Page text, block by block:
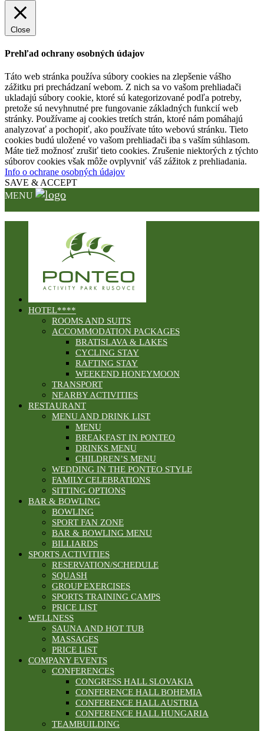
Close
Prehľad ochrany osobných údajov
Táto web stránka používa súbory cookies na zlepšenie vášho
zážitku pri prechádzaní webom. Z nich sa vo vašom prehliadači
ukladajú súbory cookie, ktoré sú kategorizované podľa potreby,
pretože sú nevyhnutné pre fungovanie základných funkcií web
stránky. Používame aj cookies tretích strán, ktoré nám pomáhajú
analyzovať a pochopiť, ako používate túto webovú stránku. Tieto
cookies budú uložené vo vašom prehliadači iba s vaším súhlasom.
Máte tiež možnosť zrušiť tieto cookies. Zrušenie niektorých z týchto
súborov cookies však môže ovplyvniť váš zážitok z prehliadania.
Info o ochrane osobných údajov
SAVE & ACCEPT
MENU
HOTEL****
ROOMS AND SUITS
ACCOMMODATION PACKAGES
BRATISLAVA & LAKES
CYCLING STAY
RAFTING STAY
WEEKEND HONEYMOON
TRANSPORT
NEARBY ACTIVITIES
RESTAURANT
MENU AND DRINK LIST
MENU
BREAKFAST IN PONTEO
DRINKS MENU
CHILDREN’S MENU
WEDDING IN THE PONTEO STYLE
FAMILY CELEBRATIONS
SITTING OPTIONS
BAR & BOWLING
BOWLING
SPORT FAN ZONE
BAR & BOWLING MENU
BILLIARDS
SPORTS ACTIVITIES
RESERVATION/SCHEDULE
SQUASH
GROUP EXERCISES
SPORTS TRAINING CAMPS
PRICE LIST
WELLNESS
SAUNA AND HOT TUB
MASSAGES
PRICE LIST
COMPANY EVENTS
CONFERENCES
CONGRESS HALL SLOVAKIA
CONFERENCE HALL BOHEMIA
CONFERENCE HALL AUSTRIA
CONFERENCE HALL HUNGARIA
TEAMBUILDING